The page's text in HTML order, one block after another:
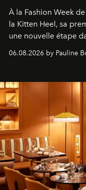
À la Fashion Week
la Kitten Heel, sa
une nouvelle étape
06.08.2026 by Pauline